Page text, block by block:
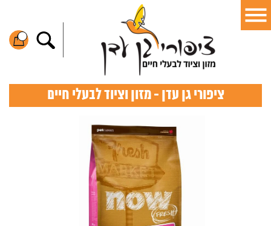
ציפורי גן עדן - מזון וציוד לבעלי חיים